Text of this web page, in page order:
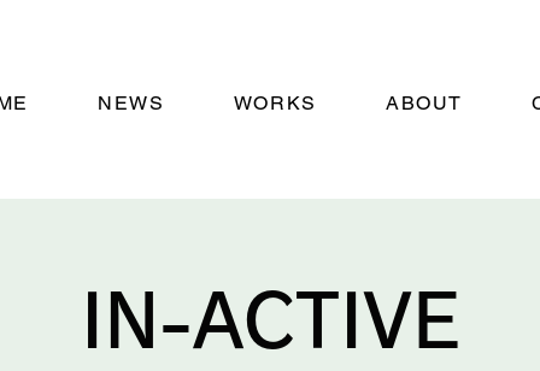
NEWS WORKS ABOUT
IN-ACTIVE